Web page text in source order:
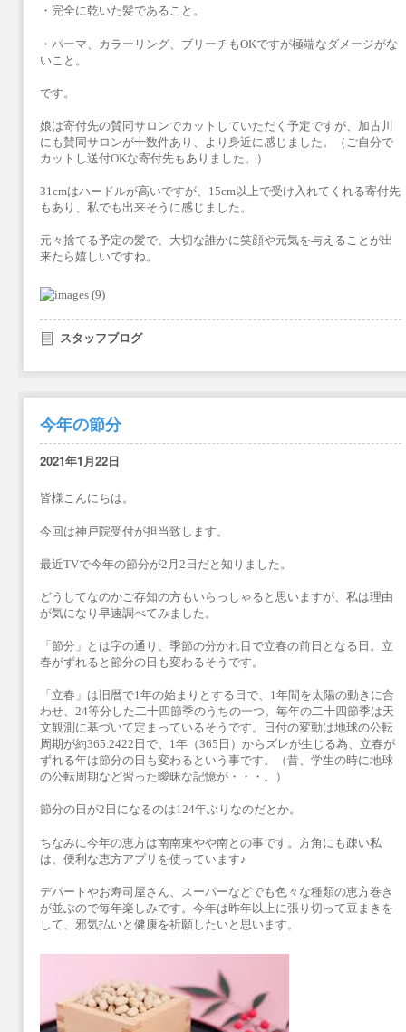
・完全に乾いた髪であること。
・パーマ、カラーリング、ブリーチもOKですが極端なダメージがな
いこと。
です。
娘は寄付先の賛同サロンでカットしていただく予定ですが、加古川
にも賛同サロンが十数件あり、より身近に感じました。（ご自分で
カットし送付OKな寄付先もありました。）
31cmはハードルが高いですが、15cm以上で受け入れてくれる寄付先
もあり、私でも出来そうに感じました。
元々捨てる予定の髪で、大切な誰かに笑顔や元気を与えることが出
来たら嬉しいですね。
スタッフブログ
今年の節分
2021年1月22日
皆様こんにちは。
今回は神戸院受付が担当致します。
最近TVで今年の節分が2月2日だと知りました。
どうしてなのかご存知の方もいらっしゃると思いますが、私は理由
が気になり早速調べてみました。
「節分」とは字の通り、季節の分かれ目で立春の前日となる日。立
春がずれると節分の日も変わるそうです。
「立春」は旧暦で1年の始まりとする日で、1年間を太陽の動きに合
わせ、24等分した二十四節季のうちの一つ。毎年の二十四節季は天
文観測に基づいて定まっているそうです。日付の変動は地球の公転
周期が約365.2422日で、1年（365日）からズレが生じる為、立春が
ずれる年は節分の日も変わるという事です。（昔、学生の時に地球
の公転周期など習った曖昧な記憶が・・・。）
節分の日が2日になるのは124年ぶりなのだとか。
ちなみに今年の恵方は南南東やや南との事です。方角にも疎い私
は、便利な恵方アプリを使っています♪
デパートやお寿司屋さん、スーパーなどでも色々な種類の恵方巻き
が並ぶので毎年楽しみです。今年は昨年以上に張り切って豆まきを
して、邪気払いと健康を祈願したいと思います。